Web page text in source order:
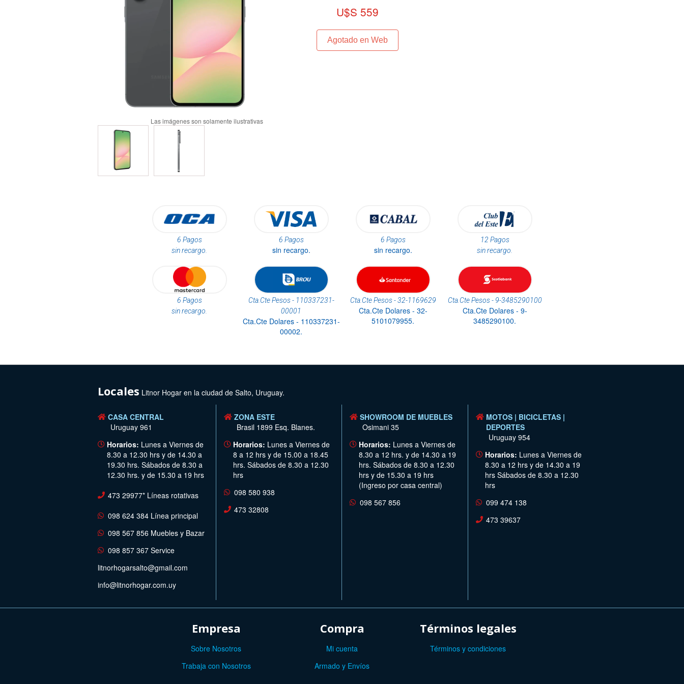
U$S 559
Agotado en Web
6 Pagos
sin recargo.
6 Pagos
sin recargo.
6 Pagos
sin recargo.
12 Pagos
sin recargo.
6 Pagos
sin recargo.
Cta.Cte Pesos - 110337231-
00001
Cta.Cte Dolares - 110337231-
00002.
Cta.Cte Pesos - 32-1169629
Cta.Cte Dolares - 32-
5101079955.
Cta.Cte Pesos - 9-3485290100
Cta.Cte Dolares - 9-
3485290100.
Locales Litnor Hogar en la ciudad de Salto, Uruguay.
CASA CENTRAL
Uruguay 961
Horarios: Lunes a Viernes de
8.30 a 12.30 hrs y de 14.30 a
19.30 hrs. Sábados de 8.30 a
12.30 hrs. y de 15.30 a 19 hrs
473 29977* Líneas rotativas
098 624 384 Línea principal
098 567 856 Muebles y Bazar
098 857 367 Service
litnorhogarsalto@gmail.com
info@litnorhogar.com.uy
ZONA ESTE
Brasil 1899 Esq. Blanes.
Horarios: Lunes a Viernes de
8 a 12 hrs y de 15.00 a 18.45
hrs. Sábados de 8.30 a 12.30
hrs
098 580 938
473 32808
SHOWROOM DE MUEBLES
Osimani 35
Horarios: Lunes a Viernes de
8.30 a 12 hrs. y de 14.30 a 19
hrs. Sábados de 8.30 a 12.30
hrs y de 15.30 a 19 hrs
(Ingreso por casa central)
098 567 856
MOTOS | BICICLETAS |
DEPORTES
Uruguay 954
Horarios: Lunes a Viernes de
8.30 a 12 hrs y de 14.30 a 19
hrs Sábados de 8.30 a 12.30
hrs
099 474 138
473 39637
Empresa
Sobre Nosotros
Trabaja con Nosotros
Compra
Mi cuenta
Armado y Envíos
Términos legales
Términos y condiciones